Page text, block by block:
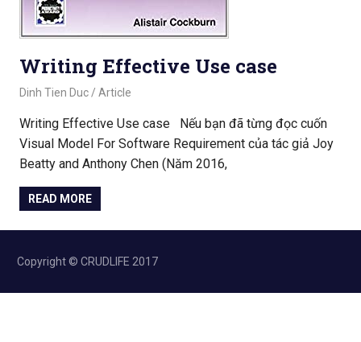
Writing Effective Use case
August 26, 2020
Dinh Tien Duc Article
Writing Effective Use case Nếu bạn đã từng đọc cuốn
Visual Model For Software Requirement của tác giả Joy
Beatty and Anthony Chen (Năm 2016,
READ MORE
Copyright © CRUDLIFE 2017